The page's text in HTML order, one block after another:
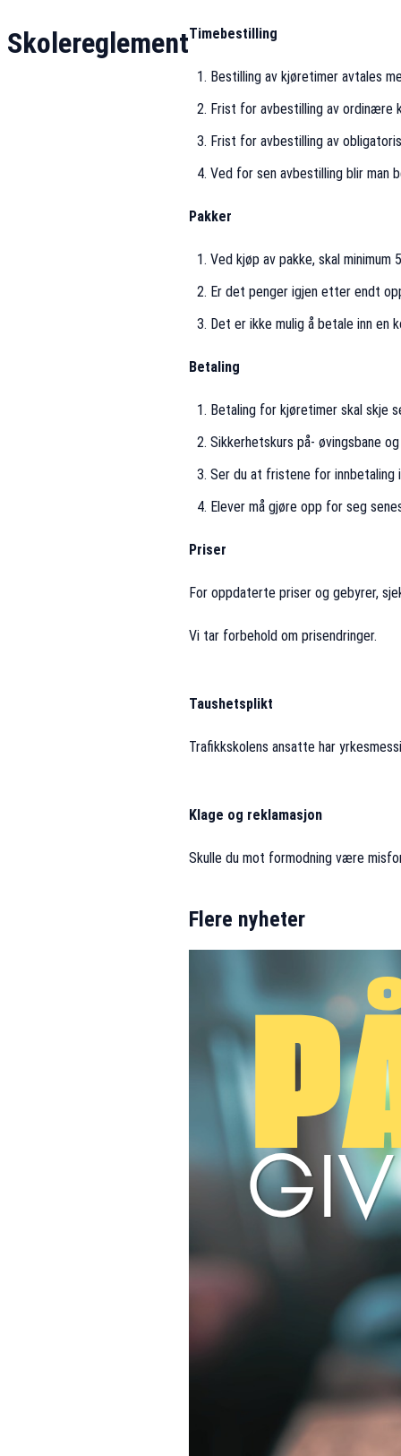
SkolereglementTimebestilling
Bestilling av kjøretimer avtales
Frist for avbestilling av ordinære
Frist for avbestilling av
Ved for sen avbestilling blir man
Pakker
Ved kjøp av pakke, skal
Er det penger igjen etter endt
Det er ikke mulig å betale inn en
Betaling
Betaling for kjøretimer skal skje
Sikkerhetskurs på- øvingsbane
Ser du at fristene for innbetaling
Elever må gjøre opp for seg
Priser
For oppdaterte priser og gebyrer,
Vi tar forbehold om prisendringer.
Taushetsplikt
Trafikkskolens ansatte har
Klage og reklamasjon
Skulle du mot formodning være
Flere nyheter